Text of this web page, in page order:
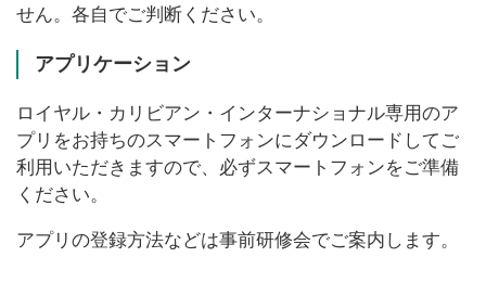
せん。各自でご判断ください。
アプリケーション
ロイヤル・カリビアン・インターナショナル専用のア
プリをお持ちのスマートフォンにダウンロードしてご
利用いただきますので、必ずスマートフォンをご準備
ください。
アプリの登録方法などは事前研修会でご案内します。